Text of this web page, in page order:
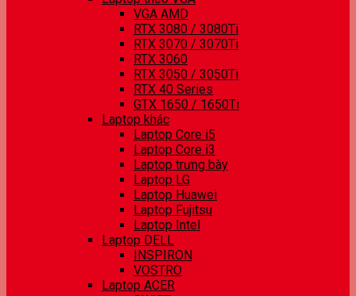
VGA AMD
RTX 3080 / 3080Ti
RTX 3070 / 3070Ti
RTX 3060
RTX 3050 / 3050Ti
RTX 40 Series
GTX 1650 / 1650Ti
Laptop khác
Laptop Core i5
Laptop Core i3
Laptop trưng bày
Laptop LG
Laptop Huawei
Laptop Fujitsu
Laptop Intel
Laptop DELL
INSPIRON
VOSTRO
Laptop ACER